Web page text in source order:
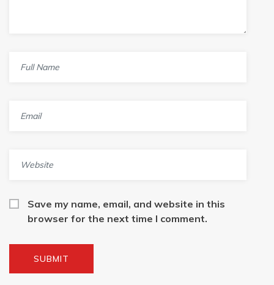
Save my name, email, and website in this
browser for the next time I comment.